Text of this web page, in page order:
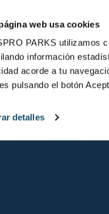
web usa cookies
PARKS utilizamos
información
acorde a tu
pulsando el botón
detalles
sont
exceptionnel
taille augmenter.